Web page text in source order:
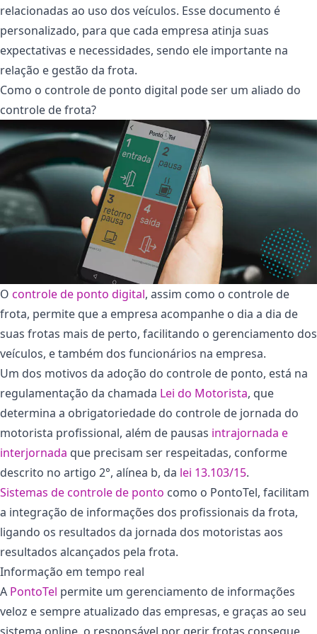
relacionadas ao uso dos veículos. Esse documento é
personalizado, para que cada empresa atinja suas
expectativas e necessidades, sendo ele importante na
relação e gestão da frota.
Como o controle de ponto digital pode ser um aliado do
controle de frota?
O controle de ponto digital, assim como o controle de
frota, permite que a empresa acompanhe o dia a dia de
suas frotas mais de perto, facilitando o gerenciamento dos
veículos, e também dos funcionários na empresa.
Um dos motivos da adoção do controle de ponto, está na
regulamentação da chamada Lei do Motorista, que
determina a obrigatoriedade do controle de jornada do
motorista profissional, além de pausas intrajornada e
interjornada que precisam ser respeitadas, conforme
descrito no artigo 2°, alínea b, da lei 13.103/15.
Sistemas de controle de ponto como o PontoTel, facilitam
a integração de informações dos profissionais da frota,
ligando os resultados da jornada dos motoristas aos
resultados alcançados pela frota.
Informação em tempo real
A PontoTel permite um gerenciamento de informações
veloz e sempre atualizado das empresas, e graças ao seu